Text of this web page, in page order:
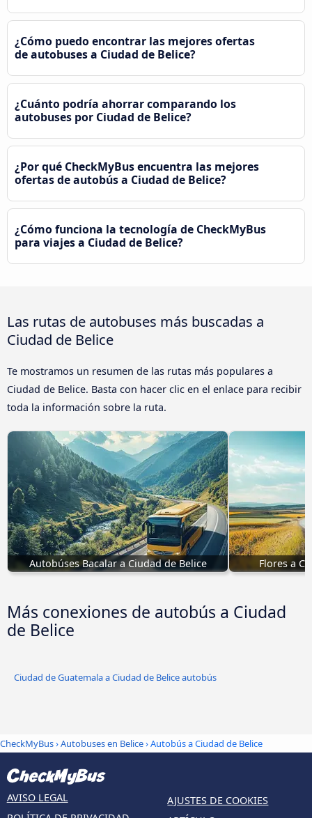
¿Cómo puedo encontrar las mejores ofertas
de autobuses a Ciudad de Belice?
¿Cuánto podría ahorrar comparando los
autobuses por Ciudad de Belice?
¿Por qué CheckMyBus encuentra las mejores
ofertas de autobús a Ciudad de Belice?
¿Cómo funciona la tecnología de CheckMyBus
para viajes a Ciudad de Belice?
Las rutas de autobuses más buscadas a
Ciudad de Belice
Te mostramos un resumen de las rutas más populares a
Ciudad de Belice. Basta con hacer clic en el enlace para recibir
toda la información sobre la ruta.
Autobúses Bacalar a Ciudad de Belice Flores a
Más conexiones de autobús a Ciudad
de Belice
Ciudad de Guatemala a Ciudad de Belice autobús
CheckMyBus›Autobuses en Belice› Autobús a Ciudad de Belice
AVISO LEGAL
AJUSTES DE COOKIES